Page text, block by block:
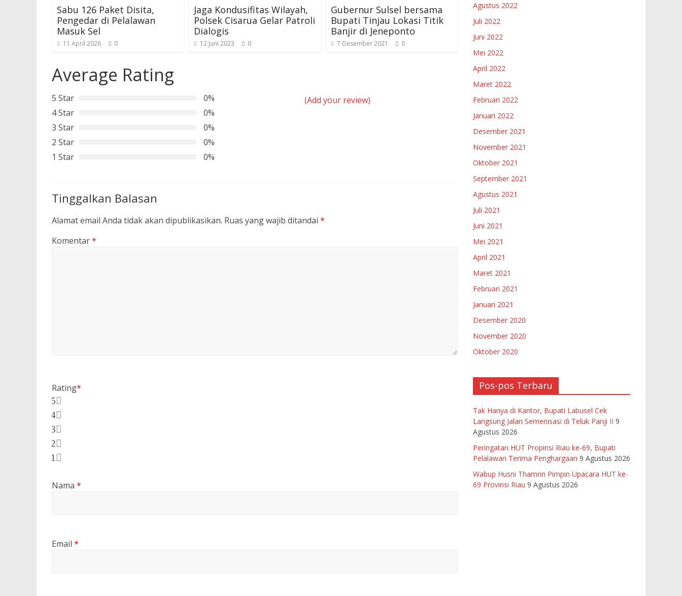
Sabu 126 Paket Disita,
Pengedar di Pelalawan
Masuk Sel
11 April 2026 0
Jaga Kondusifitas Wilayah,
Polsek Cisarua Gelar Patroli
Dialogis
12 Juni 2023 0
Gubernur Sulsel bersama
Bupati Tinjau Lokasi Titik
Banjir di Jeneponto
7 Desember 2021 0
Average Rating
5 Star
0%
4 Star
0%
3 Star
0%
2 Star
0%
1 Star
0%
(Add your review)
Tinggalkan Balasan
Alamat email Anda tidak akan dipublikasikan. Ruas yang wajib ditandai *
Komentar*
Rating*
5
4
3
2
1
Nama *
Email *
Agustus 2022
Juli 2022
Juni 2022
Mei 2022
April 2022
Maret 2022
Februari 2022
Januari 2022
Desember 2021
November 2021
Oktober 2021
September 2021
Agustus 2021
Juli 2021
Juni 2021
Mei 2021
April 2021
Maret 2021
Februari 2021
Januari 2021
Desember 2020
November 2020
Oktober 2020
Pos-pos Terbaru
Tak Hanya di Kantor, Bupati Labusel Cek
Langsung Jalan Semenisasi di Teluk Panji II 9
Agustus 2026
Peringatan HUT Propinsi Riau ke-69, Bupati
Pelalawan Terima Penghargaan 9 Agustus 2026
Wabup Husni Thamrin Pimpin Upacara HUT ke-
69 Provinsi Riau 9 Agustus 2026